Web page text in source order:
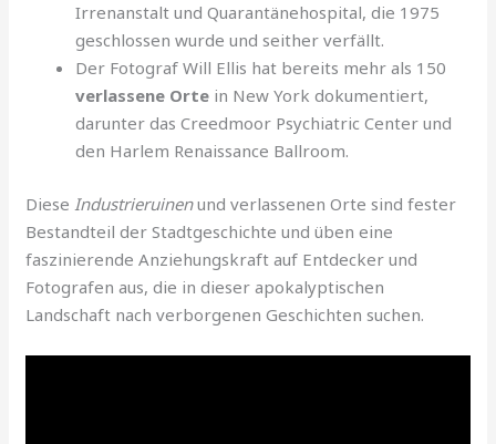
Irrenanstalt und Quarantänehospital, die 1975
geschlossen wurde und seither verfällt.
Der Fotograf Will Ellis hat bereits mehr als 150
verlassene Orte in New York dokumentiert,
darunter das Creedmoor Psychiatric Center und
den Harlem Renaissance Ballroom.
Diese Industrieruinenund verlassenen Orte sind fester
Bestandteil der Stadtgeschichte und üben eine
faszinierende Anziehungskraft auf Entdecker und
Fotografen aus, die in dieser apokalyptischen
Landschaft nach verborgenen Geschichten suchen.